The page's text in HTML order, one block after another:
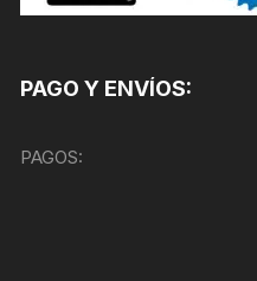
PAGO Y ENVÍOS:
PAGOS: